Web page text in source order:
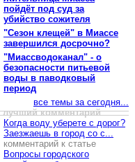
пойдёт под суд за
убийство сожителя
"Сезон клещей" в Миассе
завершился досрочно?
"Миассводоканал" - о
безопасности питьевой
воды в паводковый
период
все темы за сегодня...
лучший комментарий
Когда воду уберете с дорог?
Заезжаешь в город со с...
комментарий к статье
Вопросы городского